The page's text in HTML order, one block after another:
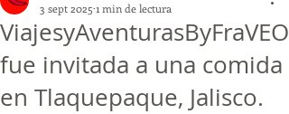
ViajesyAventurasByFraVEO
fue invitada a una comida
en Tlaquepaque, Jalisco.
3 sept 2025 1 min de lectura